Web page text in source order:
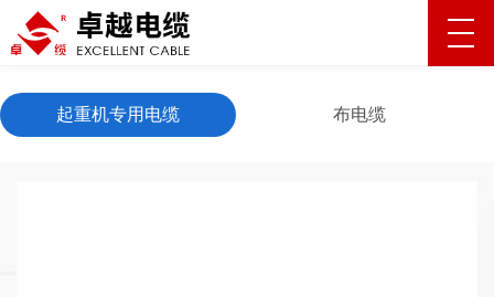
起重机专用电缆 布电缆